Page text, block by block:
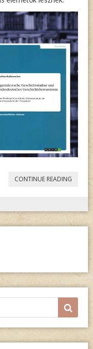
CONTINUE READING
A